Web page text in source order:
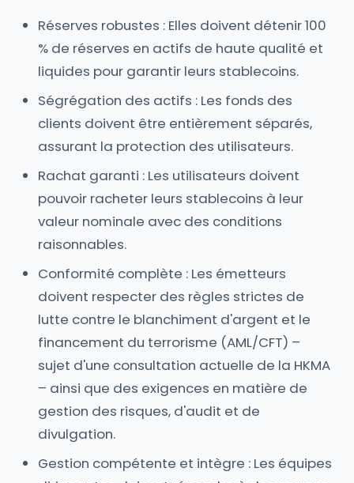
Réserves robustes : Elles doivent détenir 100
% de réserves en actifs de haute qualité et
liquides pour garantir leurs stablecoins.
Ségrégation des actifs : Les fonds des
clients doivent être entièrement séparés,
assurant la protection des utilisateurs.
Rachat garanti : Les utilisateurs doivent
pouvoir racheter leurs stablecoins à leur
valeur nominale avec des conditions
raisonnables.
Conformité complète : Les émetteurs
doivent respecter des règles strictes de
lutte contre le blanchiment d'argent et le
financement du terrorisme (AML/CFT) –
sujet d'une consultation actuelle de la HKMA
– ainsi que des exigences en matière de
gestion des risques, d'audit et de
divulgation.
Gestion compétente et intègre : Les équipes